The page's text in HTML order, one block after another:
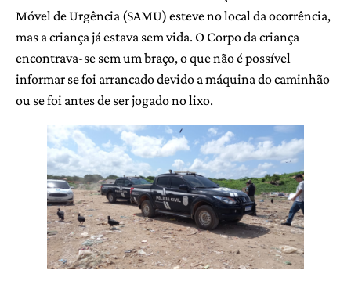
Móvel de Urgência (SAMU) esteve no local da ocorrência,
mas a criança já estava sem vida. O Corpo da criança
encontrava-se sem um braço, o que não é possível
informar se foi arrancado devido a máquina do caminhão
ou se foi antes de ser jogado no lixo.